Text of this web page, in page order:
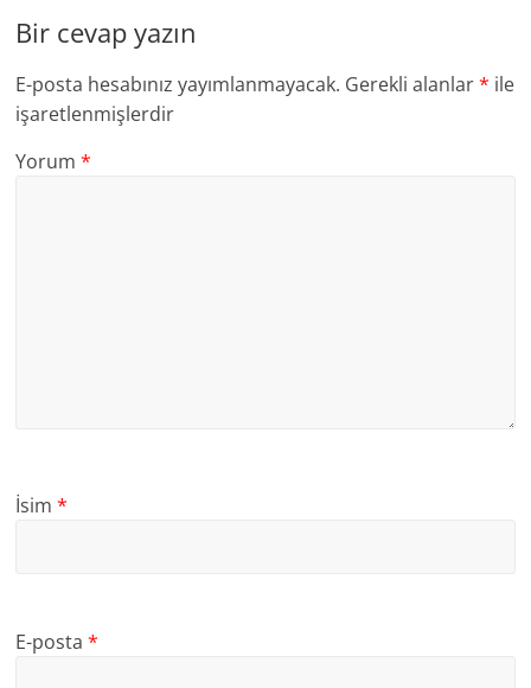
Bir cevap yazın
E-posta hesabınız yayımlanmayacak. Gerekli alanlar* ile
işaretlenmişlerdir
Yorum*
İsim*
E-posta*